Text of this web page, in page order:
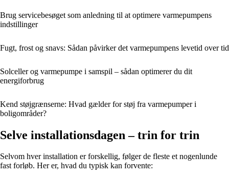
Brug servicebesøget som anledning til at optimere varmepumpens
indstillinger
Fugt, frost og snavs: Sådan påvirker det varmepumpens levetid over tid
Solceller og varmepumpe i samspil – sådan optimerer du dit
energiforbrug
Kend støjgrænserne: Hvad gælder for støj fra varmepumper i
boligområder?
Selve installationsdagen – trin for trin
Selvom hver installation er forskellig, følger de fleste et nogenlunde
fast forløb. Her er, hvad du typisk kan forvente: